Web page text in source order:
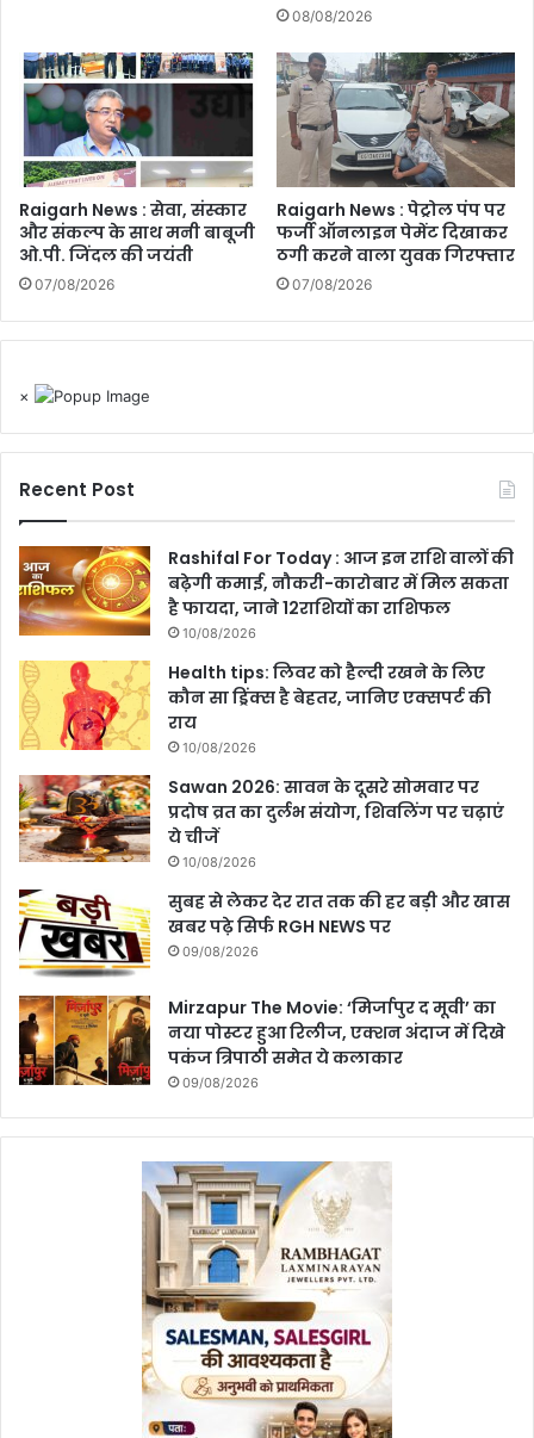
08/08/2026
Raigarh News : सेवा, संस्कार
और संकल्प के साथ मनी बाबूजी
ओ.पी. जिंदल की जयंती
07/08/2026
Raigarh News : पेट्रोल पंप पर
फर्जी ऑनलाइन पेमेंट दिखाकर
ठगी करने वाला युवक गिरफ्तार
07/08/2026
×
Recent Post
Rashifal For Today : आज इन राशि वालों की
बढ़ेगी कमाई, नौकरी-कारोबार में मिल सकता
है फायदा, जाने 12राशियों का राशिफल
10/08/2026
Health tips: लिवर को हैल्दी रखने के लिए
कौन सा ड्रिंक्स है बेहतर, जानिए एक्सपर्ट की
राय
10/08/2026
Sawan 2026: सावन के दूसरे सोमवार पर
प्रदोष व्रत का दुर्लभ संयोग, शिवलिंग पर चढ़ाएं
ये चीजें
10/08/2026
सुबह से लेकर देर रात तक की हर बड़ी और खास
खबर पढ़े सिर्फ RGH NEWS पर
09/08/2026
Mirzapur The Movie: ‘मिर्जापुर द मूवी’ का
नया पोस्टर हुआ रिलीज, एक्शन अंदाज में दिखे
पकंज त्रिपाठी समेत ये कलाकार
09/08/2026